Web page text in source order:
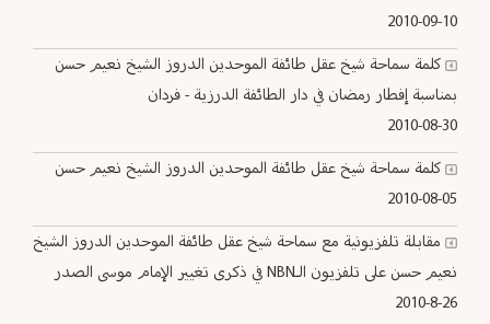
2010-09-10
كلمة سماحة شيخ عقل طائفة الموحدين الدروز الشيخ نعيم حسن
بمناسبة إفطار رمضان في دار الطائفة الدرزية - فردان
2010-08-30
كلمة سماحة شيخ عقل طائفة الموحدين الدروز الشيخ نعيم حسن
2010-08-05
مقابلة تلفزيونية مع سماحة شيخ عقل طائفة الموحدين الدروز الشيخ
نعيم حسن على تلفزيون الـNBN في ذكرى تغيير الإمام موسى الصدر
26-8-2010